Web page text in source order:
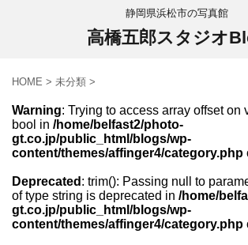
静岡県浜松市の写真館
高橋五郎スタジオ
HOME > 未分類 >
Warning: Trying to access array offset on
bool in /home/belfast2/photo-
gt.co.jp/public_html/blogs/wp-
content/themes/affinger4/category.php
Deprecated : trim(): Passing null to
of type string is deprecated in /home/
gt.co.jp/public_html/blogs/wp-
content/themes/affinger4/category.php